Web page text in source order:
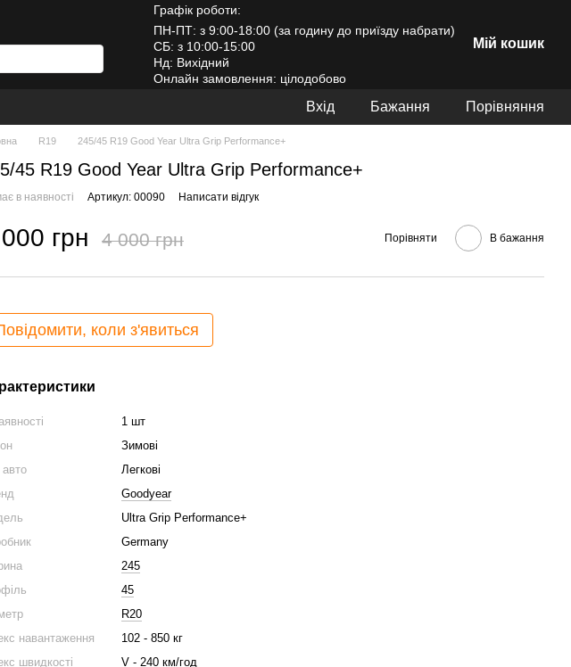
Графік роботи:
ПН-ПТ: з 9:00-18:00 (за годину до приїзду набрати)
СБ: з 10:00-15:00
Нд: Вихідний
Онлайн замовлення: цілодобово
Мій кошик
Вхід Бажання Порівняння
R19 245/45 R19 Good Year Ultra Grip Performance+
45 R19 Good Year Ultra Grip Performance+
в наявності Артикул: 00090 Написати відгук
грн 4 000 грн Порівняти В бажання
коли з'явиться
1 шт
Зимові
Легкові
Goodyear
Ultra Grip Performance+
Germany
245
45
R20
навантаження
102 - 850 кг
швидкості
V - 240 км/год